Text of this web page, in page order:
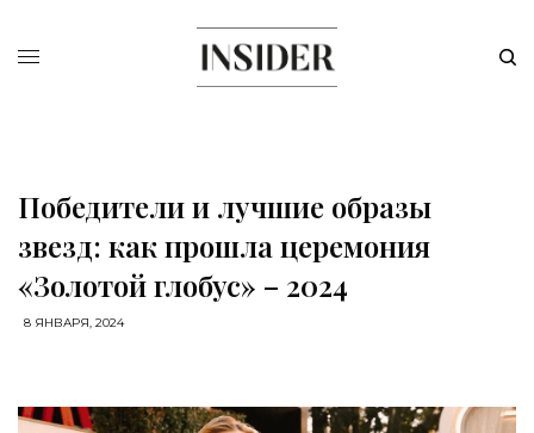
Победители и лучшие образы
звезд: как прошла церемония
«Золотой глобус» – 2024
8 ЯНВАРЯ, 2024